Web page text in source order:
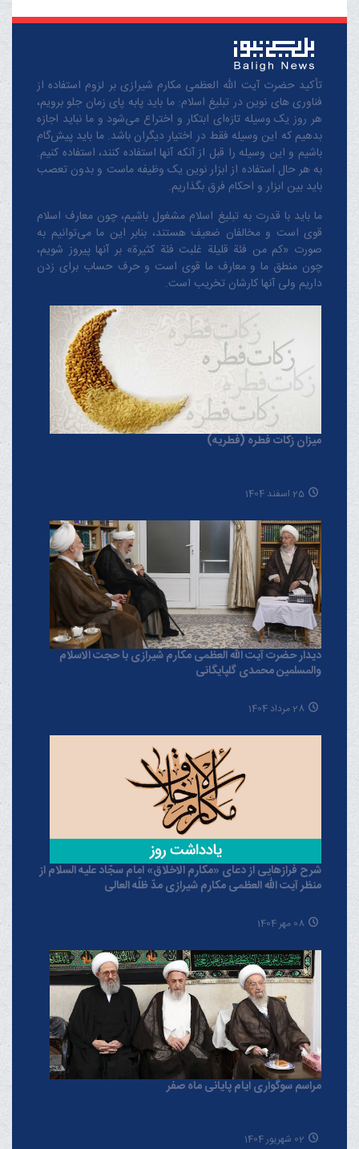
تأکید حضرت آیت الله العظمی مکارم شیرازی بر لزوم استفاده از
فناوری های نوین در تبلیغ اسلام: ما باید پابه پای زمان جلو برویم،
هر روز یک وسیله تازه‌ای ابتکار و اختراع می‌شود و ما نباید اجازه
بدهیم که این وسیله فقط در اختیار دیگران باشد. ما باید پیش‌گام
باشیم و این وسیله را قبل از آنکه آنها استفاده کنند، استفاده کنیم.
به هر حال استفاده از ابزار نوین یک وظیفه ماست و بدون تعصب
باید بین ابزار و احکام فرق بگذاریم.
ما باید با قدرت به تبلیغ اسلام مشغول باشیم، چون معارف اسلام
قوی است و مخالفان ضعیف هستند، بنابر این ما می‌توانیم به
صورت «کم من فئة قلیلة غلبت فئة کثیرة» بر آنها پیروز شویم،
چون منطق‌ ما و معارف ‌ما قوی است و حرف حساب برای زدن
داریم ولی آنها کارشان تخریب است.
میزان زکات فطره (فطریه)
25 اسفند 1404
دیدار حضرت آیت الله العظمی مکارم شیرازی با حجت الاسلام
والمسلمین محمدی گلپایگانی
28 مرداد 1404
شرح فرازهایی از دعای «مکارم الاخلاق» امام سجّاد علیه السلام از
منظر آیت الله العظمی مکارم شیرازی مدّ ظلّه العالی
08 مهر 1404
مراسم سوگواری ایام پایانی ماه صفر
02 شهریور 1404